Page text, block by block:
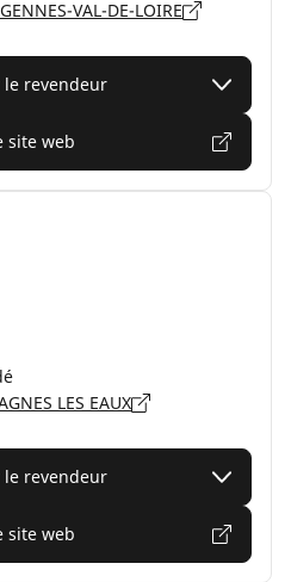
VAL-DE-LOIRE
le revendeur
site web
LES EAUX
le revendeur
site web